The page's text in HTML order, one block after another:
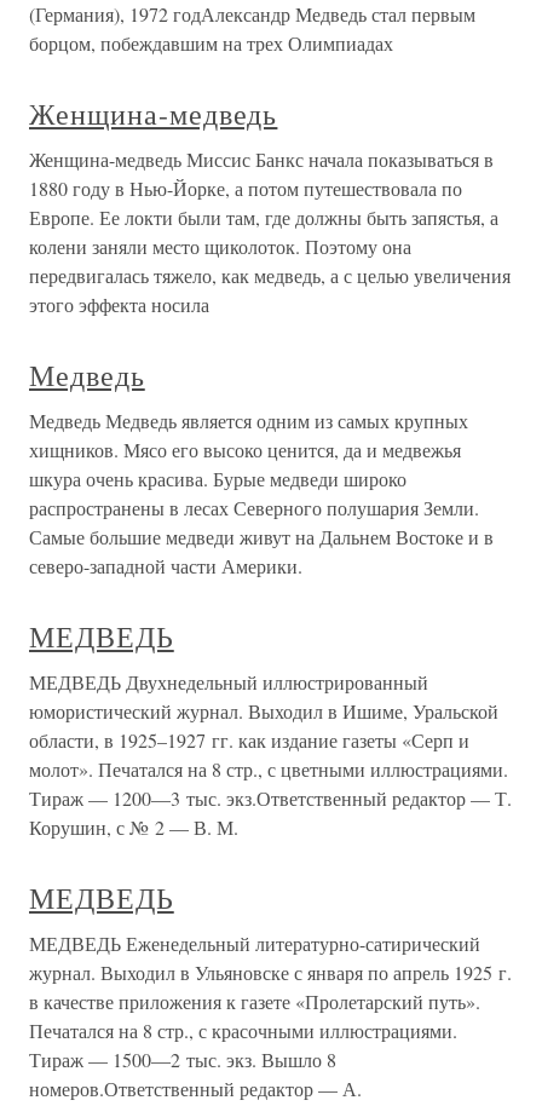
(Германия), 1972 годАлександр Медведь стал первым
борцом, побеждавшим на трех Олимпиадах
Женщина-медведь
Женщина-медведь Миссис Банкс начала показываться в
1880 году в Нью-Йорке, а потом путешествовала по
Европе. Ее локти были там, где должны быть запястья, а
колени заняли место щиколоток. Поэтому она
передвигалась тяжело, как медведь, а с целью увеличения
этого эффекта носила
Медведь
Медведь Медведь является одним из самых крупных
хищников. Мясо его высоко ценится, да и медвежья
шкура очень красива. Бурые медведи широко
распространены в лесах Северного полушария Земли.
Самые большие медведи живут на Дальнем Востоке и в
северо-западной части Америки.
МЕДВЕДЬ
МЕДВЕДЬ Двухнедельный иллюстрированный
юмористический журнал. Выходил в Ишиме, Уральской
области, в 1925–1927 гг. как издание газеты «Серп и
молот». Печатался на 8 стр., с цветными иллюстрациями.
Тираж — 1200—3 тыс. экз.Ответственный редактор — Т.
Корушин, с № 2 — В. М.
МЕДВЕДЬ
МЕДВЕДЬ Еженедельный литературно-сатирический
журнал. Выходил в Ульяновске с января по апрель 1925 г.
в качестве приложения к газете «Пролетарский путь».
Печатался на 8 стр., с красочными иллюстрациями.
Тираж — 1500—2 тыс. экз. Вышло 8
номеров.Ответственный редактор — А.